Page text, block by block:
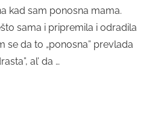
kad sam ponosna mama.
sama i pripremila i odradila
se da to „ponosna” prevlada
al’ da …